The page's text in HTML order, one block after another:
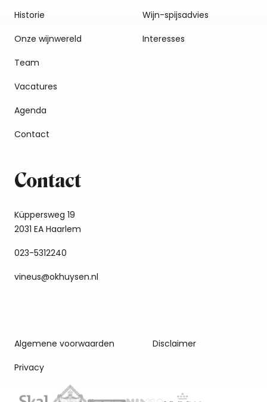
Historie
Onze wijnwereld
Team
Vacatures
Agenda
Contact
Wijn-spijsadvies
Interesses
Contact
Küppersweg 19
2031 EA Haarlem
023-5312240
vineus@okhuysen.nl
Algemene voorwaarden
Disclaimer
Privacy